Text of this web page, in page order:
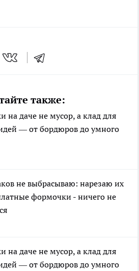
также:
на даче не мусор, а клад для
— от бордюров до умного
не выбрасываю: нарезаю их
формочки - ничего не
на даче не мусор, а клад для
— от бордюров до умного